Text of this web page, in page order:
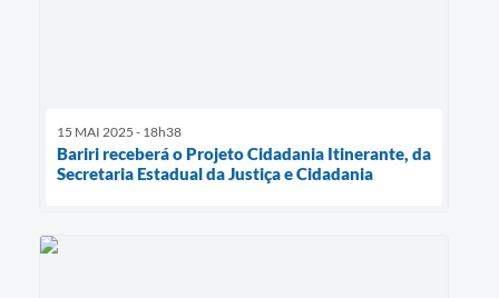
15 MAI 2025 - 18h38
Bariri receberá o Projeto Cidadania Itinerante, da
Secretaria Estadual da Justiça e Cidadania